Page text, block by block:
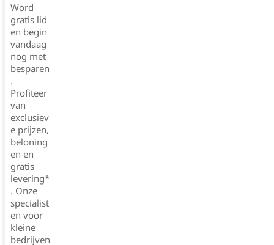
Word
gratis lid
en begin
vandaag
nog met
besparen
.
Profiteer
van
exclusiev
e prijzen,
beloning
en en
gratis
levering*
. Onze
specialist
en voor
kleine
bedrijven